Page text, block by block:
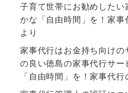
子育て世帯にお勧めした
かな「自由時間」を！家
より
家事代行はお金持ち向けの
の良い徳島の家事代行サ
「自由時間」を！家事代